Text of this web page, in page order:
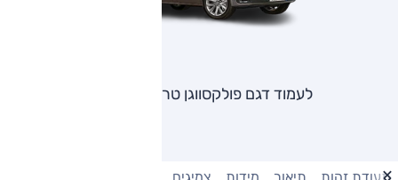
לעמוד דגם פולקסווגן טרנספורטר
תעודת זהות תיאור מידות צמיגים